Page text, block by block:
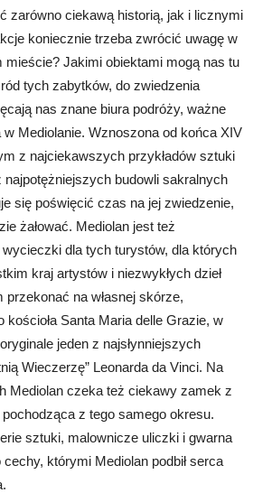
zarówno ciekawą historią, jak i licznymi
koniecznie trzeba zwrócić uwagę w
Jakimi obiektami mogą nas tu
tych zabytków, do zwiedzenia
nas znane biura podróży, ważne
Mediolanie. Wznoszona od końca XIV
z najciekawszych przykładów sztuki
najpotężniejszych budowli sakralnych
się poświęcić czas na jej zwiedzenie,
żałować. Mediolan jest też
dla tych turystów, dla których
kraj artystów i niezwykłych dzieł
na własnej skórze,
Santa Maria delle Grazie, w
jeden z najsłynniejszych
Wieczerzę” Leonarda da Vinci. Na
Mediolan czeka też ciekawy zamek z
z tego samego okresu.
sztuki, malownicze uliczki i gwarna
którymi Mediolan podbił serca